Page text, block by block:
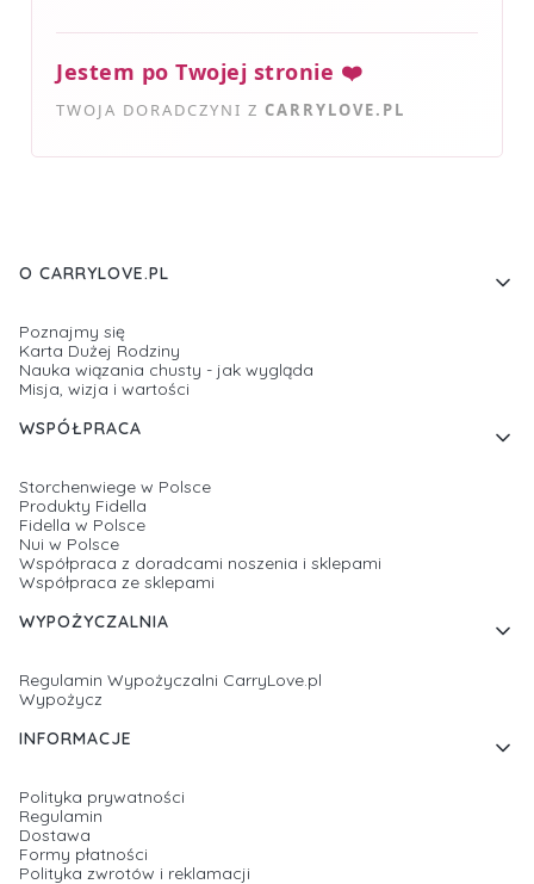
Jestem po Twojej stronie ❤️
TWOJA DORADCZYNI Z CARRYLOVE.PL
Linki w stopce
O CARRYLOVE.PL
Poznajmy się
Karta Dużej Rodziny
Nauka wiązania chusty - jak wygląda
Misja, wizja i wartości
WSPÓŁPRACA
Storchenwiege w Polsce
Produkty Fidella
Fidella w Polsce
Nui w Polsce
Współpraca z doradcami noszenia i sklepami
Współpraca ze sklepami
WYPOŻYCZALNIA
Regulamin Wypożyczalni CarryLove.pl
Wypożycz
INFORMACJE
Polityka prywatności
Regulamin
Dostawa
Formy płatności
Polityka zwrotów i reklamacji